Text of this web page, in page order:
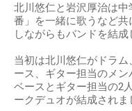
北川悠仁と岩沢厚治は
番」を一緒に歌うなど
しながらもバンドを結成
当初は北川悠仁がドラ
ース、ギター担当のメン
ベースとギター担当の2
ークデュオが結成されま